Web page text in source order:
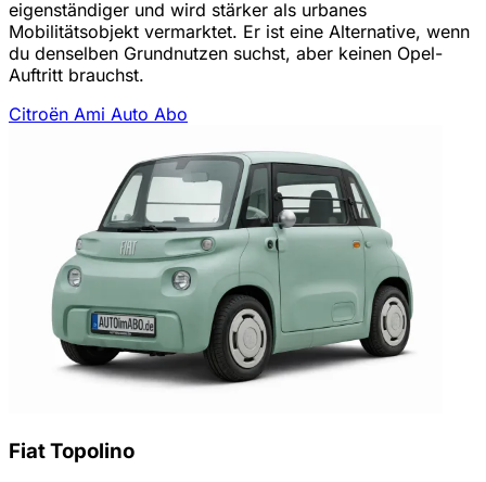
eigenständiger und wird stärker als urbanes
Mobilitätsobjekt vermarktet. Er ist eine Alternative, wenn
du denselben Grundnutzen suchst, aber keinen Opel-
Auftritt brauchst.
Citroën Ami Auto Abo
Fiat Topolino